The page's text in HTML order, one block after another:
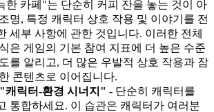
한 카페"는 단순히 커피 잔을 놓는 것이 아
명, 특정 캐릭터 상호 작용 및 이야기를 전
세부 사항에 관한 것입니다. 이러한 전체
은 게임의 기본 참여 지표에 더 높은 수준
를 알리고, 더 많은 우발적 상호 작용과 잠
콘텐츠로 이어집니다.
캐릭터-환경 시너지" - 단순히 캐릭터를
통합하세요. 이 습관은 캐릭터가 여러분